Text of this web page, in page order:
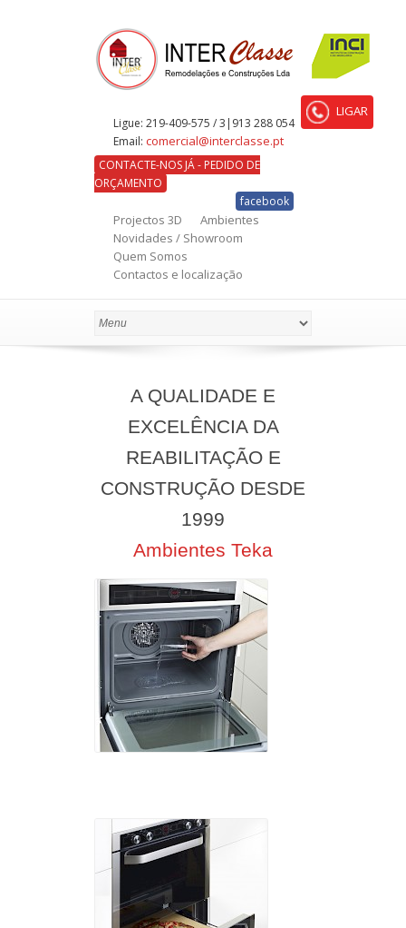
LIGAR
Ligue: 219-409-575 / 3|913 288 054
Email: comercial@interclasse.pt
CONTACTE-NOS JÁ - PEDIDO DE
ORÇAMENTO
facebook
Projectos 3D
Ambientes
Novidades / Showroom
Quem Somos
Contactos e localização
A QUALIDADE E
EXCELÊNCIA DA
REABILITAÇÃO E
CONSTRUÇÃO DESDE
1999
Ambientes Teka